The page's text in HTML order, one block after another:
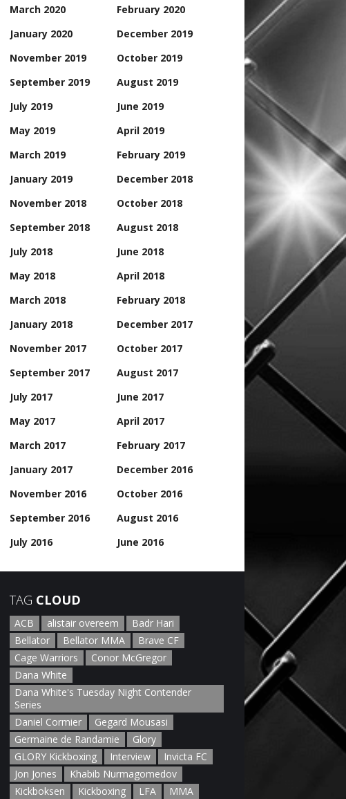
March 2020
February 2020
January 2020
December 2019
November 2019
October 2019
September 2019
August 2019
July 2019
June 2019
May 2019
April 2019
March 2019
February 2019
January 2019
December 2018
November 2018
October 2018
September 2018
August 2018
July 2018
June 2018
May 2018
April 2018
March 2018
February 2018
January 2018
December 2017
November 2017
October 2017
September 2017
August 2017
July 2017
June 2017
May 2017
April 2017
March 2017
February 2017
January 2017
December 2016
November 2016
October 2016
September 2016
August 2016
July 2016
June 2016
TAG CLOUD
ACB alistair overeem
Badr Hari
Bellator
Bellator MMA
Brave CF
Cage Warriors
Conor McGregor
Dana White
Dana White's Tuesday Night Contender
Series
Daniel Cormier
Gegard Mousasi
Germaine de Randamie
Glory
GLORY Kickboxing
Interview
Invicta FC
Jon Jones
Khabib Nurmagomedov
Kickboksen
Kickboxing LFA MMA